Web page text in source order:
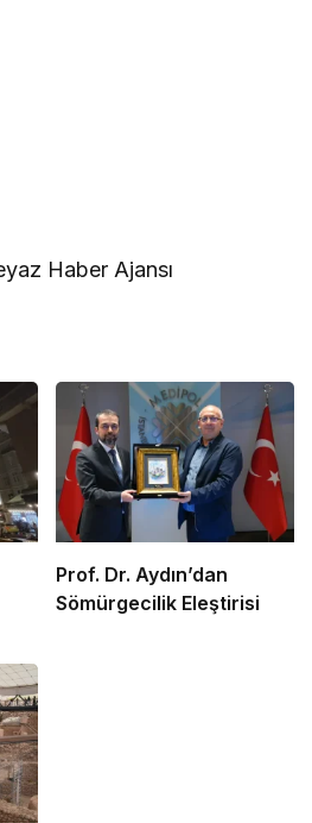
Haber Ajansı
Prof. Dr. Aydın’dan
Sömürgecilik Eleştirisi